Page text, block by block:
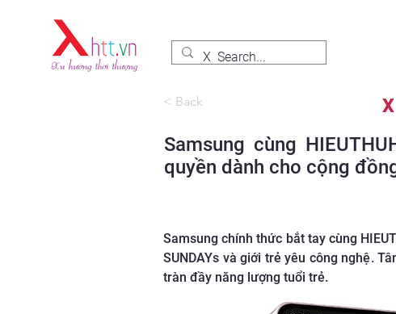
< Back X
Samsung cùng
quyền dành cho cộng
Samsung chính thức bắt tay cùng
SUNDAYs và giới trẻ yêu công nghệ.
tràn đầy năng lượng tuổi trẻ.